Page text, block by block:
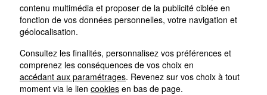
HORAIRES D'AUJOURD'HUI
09h00 - 13h00 / 13h30 - 17h00
3 LYON LAFAYETTE
contenu multimédia et proposer de la publicité ciblée en
fonction de vos données personnelles, votre navigation et
géolocalisation.
Consultez les finalités, personnalisez vos préférences et
comprenez les conséquences de vos choix en
accédant aux paramétrages. Revenez sur vos choix à tout
moment via le lien cookies en bas de page.